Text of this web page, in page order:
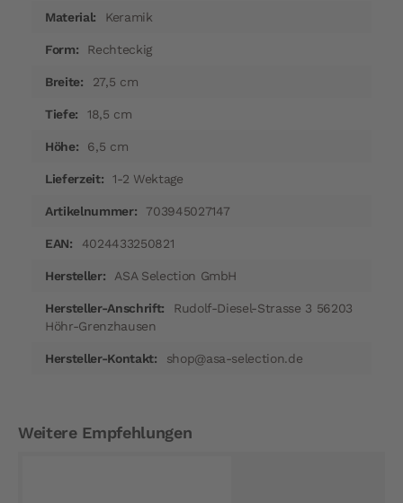
Keramik
Rechteckig
27,5 cm
18,5 cm
6,5 cm
1-2 Wektage
703945027147
4024433250821
ASA Selection GmbH
Rudolf-Diesel-Strasse 3 56203
Höhr-Grenzhausen
shop@asa-selection.de
Weitere Empfehlungen